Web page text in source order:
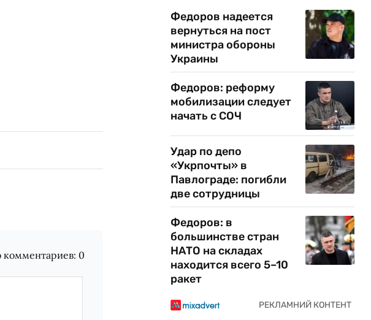
комментариев: 0
Федоров надеется
вернуться на пост
министра обороны
Украины
Федоров: реформу
мобилизации следует
начать с СОЧ
Удар по депо
«Укрпочты» в
Павлограде: погибли
две сотрудницы
Федоров: в
большинстве стран
НАТО на складах
находится всего 5–10
ракет